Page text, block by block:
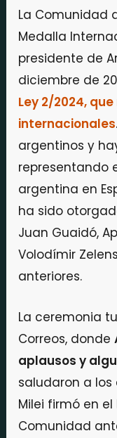
La Comunidad
Medalla
presidente de
diciembre de
Ley 2/2024,
internacionales
argentinos y
representando
argentina en
ha sido
Juan Guaidó,
Volodímir
anteriores.
La ceremonia
Correos, donde
aplausos y
saludaron a
Milei firmó en el
Comunidad